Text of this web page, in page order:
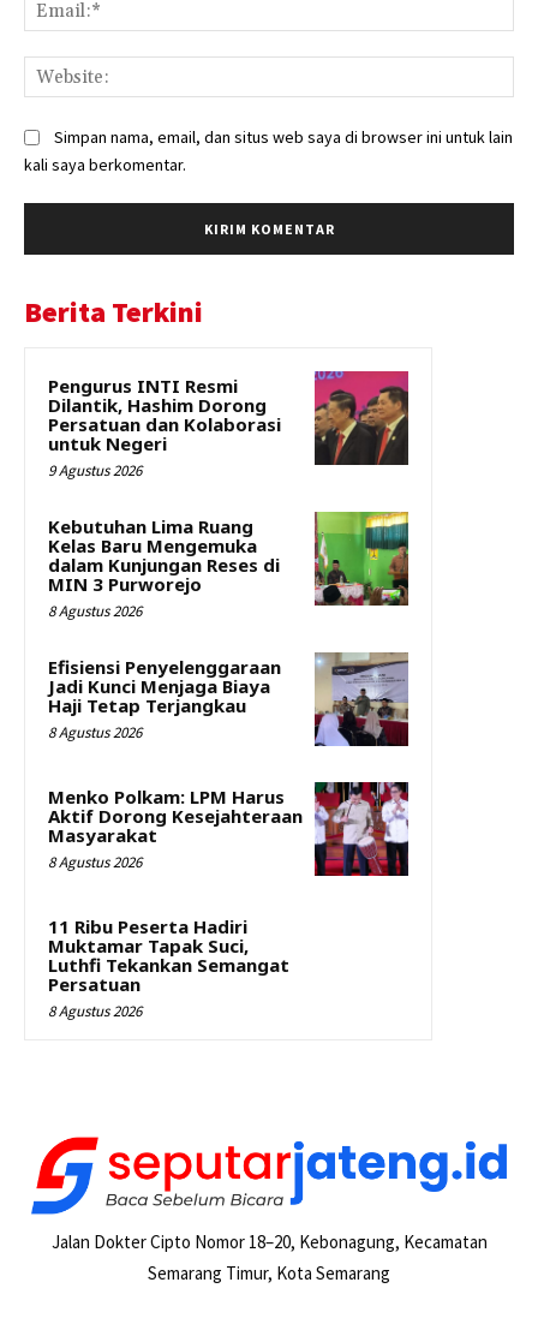
Simpan nama, email, dan situs web saya di browser ini untuk lain
kali saya berkomentar.
Berita Terkini
Pengurus INTI Resmi
Dilantik, Hashim Dorong
Persatuan dan Kolaborasi
untuk Negeri
9 Agustus 2026
Kebutuhan Lima Ruang
Kelas Baru Mengemuka
dalam Kunjungan Reses di
MIN 3 Purworejo
8 Agustus 2026
Efisiensi Penyelenggaraan
Jadi Kunci Menjaga Biaya
Haji Tetap Terjangkau
8 Agustus 2026
Menko Polkam: LPM Harus
Aktif Dorong Kesejahteraan
Masyarakat
8 Agustus 2026
11 Ribu Peserta Hadiri
Muktamar Tapak Suci,
Luthfi Tekankan Semangat
Persatuan
8 Agustus 2026
Jalan Dokter Cipto Nomor 18–20, Kebonagung, Kecamatan
Semarang Timur, Kota Semarang